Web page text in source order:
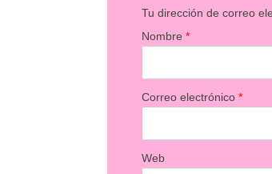
Tu dirección de correo
Nombre*
Correo electrónico*
Web